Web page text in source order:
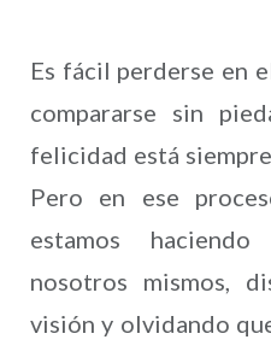
Es fácil perderse en
compararse sin
felicidad está
Pero en ese
estamos
nosotros mismos,
visión y olvidando